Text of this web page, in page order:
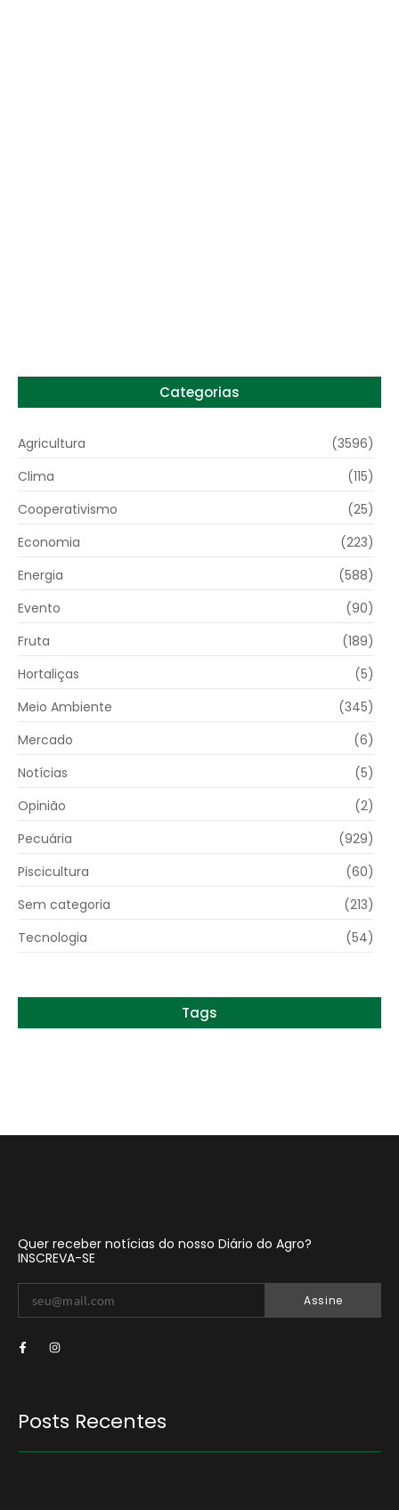
Categorias
Agricultura
(3596)
Clima
(115)
Cooperativismo
(25)
Economia
(223)
Energia
(588)
Evento
(90)
Fruta
(189)
Hortaliças
(5)
Meio Ambiente
(345)
Mercado
(6)
Notícias
(5)
Opinião
(2)
Pecuária
(929)
Piscicultura
(60)
Sem categoria
(213)
Tecnologia
(54)
Tags
Quer receber notícias do nosso Diário do Agro?
INSCREVA-SE
Assine
Posts Recentes